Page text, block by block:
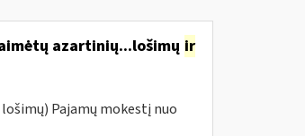
azartinių...lošimų ir
Pajamų mokestį nuo